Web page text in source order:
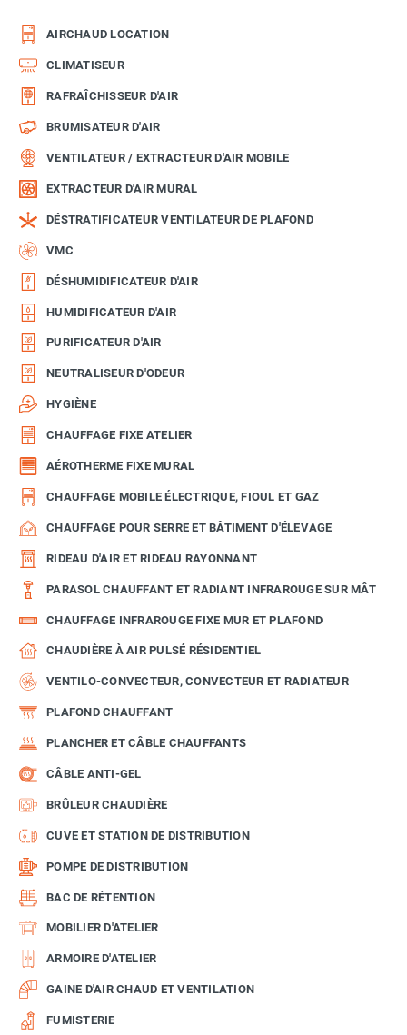
AIRCHAUD LOCATION
CLIMATISEUR
RAFRAÎCHISSEUR D'AIR
BRUMISATEUR D'AIR
VENTILATEUR / EXTRACTEUR D'AIR MOBILE
EXTRACTEUR D'AIR MURAL
DÉSTRATIFICATEUR VENTILATEUR DE PLAFOND
VMC
DÉSHUMIDIFICATEUR D'AIR
HUMIDIFICATEUR D'AIR
PURIFICATEUR D'AIR
NEUTRALISEUR D'ODEUR
HYGIÈNE
CHAUFFAGE FIXE ATELIER
AÉROTHERME FIXE MURAL
CHAUFFAGE MOBILE ÉLECTRIQUE, FIOUL ET GAZ
CHAUFFAGE POUR SERRE ET BÂTIMENT D'ÉLEVAGE
RIDEAU D'AIR ET RIDEAU RAYONNANT
PARASOL CHAUFFANT ET RADIANT INFRAROUGE SUR MÂT
CHAUFFAGE INFRAROUGE FIXE MUR ET PLAFOND
CHAUDIÈRE À AIR PULSÉ RÉSIDENTIEL
VENTILO-CONVECTEUR, CONVECTEUR ET RADIATEUR
PLAFOND CHAUFFANT
PLANCHER ET CÂBLE CHAUFFANTS
CÂBLE ANTI-GEL
BRÛLEUR CHAUDIÈRE
CUVE ET STATION DE DISTRIBUTION
POMPE DE DISTRIBUTION
BAC DE RÉTENTION
MOBILIER D'ATELIER
ARMOIRE D'ATELIER
GAINE D'AIR CHAUD ET VENTILATION
FUMISTERIE